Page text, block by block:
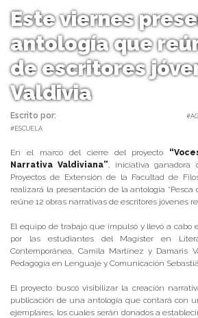
Este viernes
antología que
de escritores
Valdivia
Escrito por:
#ESCUELA
En el marco del cierre del proyecto
Narrativa Valdiviana”, iniciativa ganadora
Proyectos de Extensión de la Facultad de
realizará la presentación de la antología “Pesca
reúne 12 obras narrativas de escritores jóvenes
El equipo de trabajo que impulsó y llevó a cabo
por las estudiantes del Magíster en
Contemporánea, Camila Martínez y Damaris
Pedagogía en Lenguaje y Comunicación
El proyecto buscó visibilizar la creación
publicación de una antología que contará con
ejemplares, los cuales serán donados a